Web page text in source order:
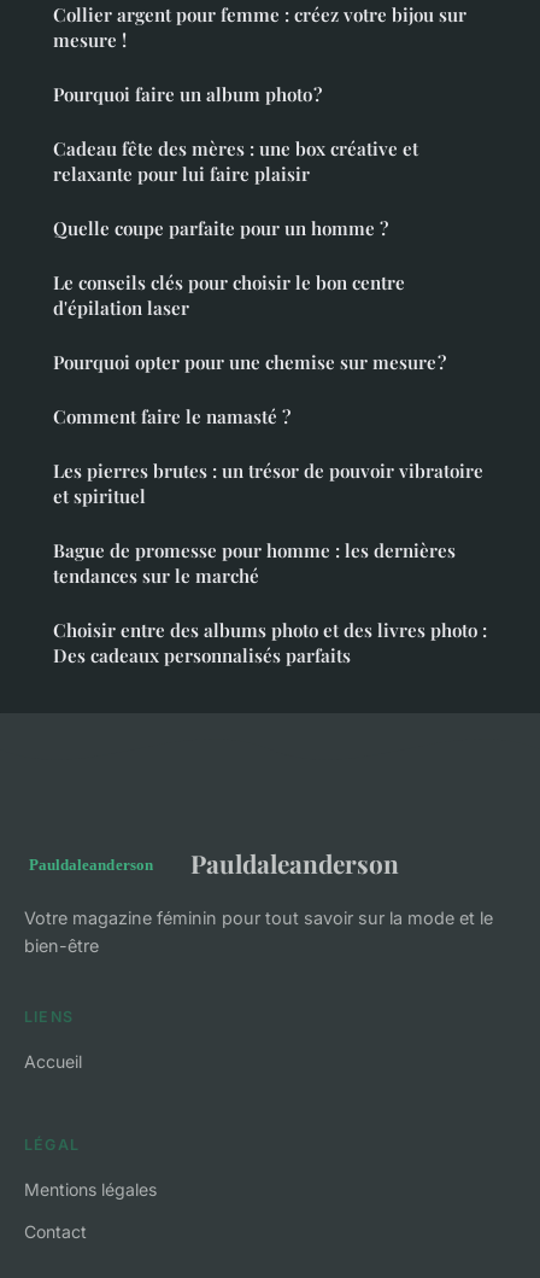
Collier argent pour femme : créez votre bijou sur
mesure !
Pourquoi faire un album photo ?
Cadeau fête des mères : une box créative et
relaxante pour lui faire plaisir
Quelle coupe parfaite pour un homme ?
Le conseils clés pour choisir le bon centre
d'épilation laser
Pourquoi opter pour une chemise sur mesure ?
Comment faire le namasté ?
Les pierres brutes : un trésor de pouvoir vibratoire
et spirituel
Bague de promesse pour homme : les dernières
tendances sur le marché
Choisir entre des albums photo et des livres photo :
Des cadeaux personnalisés parfaits
Pauldaleanderson
Votre magazine féminin pour tout savoir sur la mode et le
bien-être
LIENS
Accueil
LÉGAL
Mentions légales
Contact